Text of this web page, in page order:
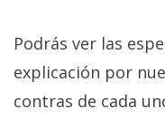
Podrás ver las
explicación por
contras de cada